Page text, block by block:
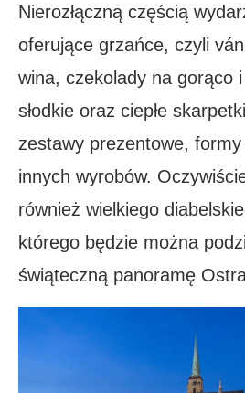
Nierozłączną częścią
oferujące grzańce, czyli
wina, czekolady na gorąco i
słodkie oraz ciepłe
zestawy prezentowe,
innych wyrobów.
również wielkiego
którego będzie można
świąteczną panoramę